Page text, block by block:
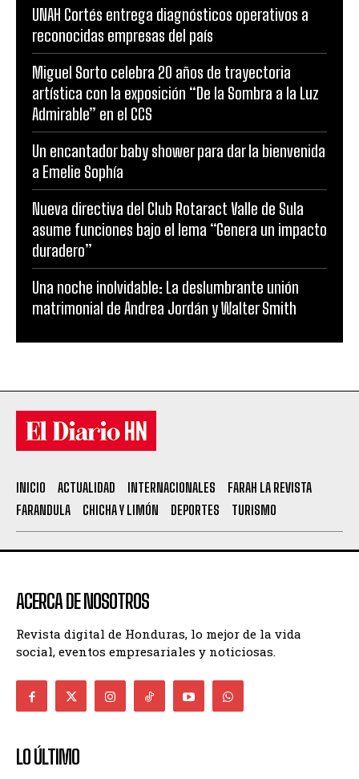
UNAH Cortés entrega diagnósticos operativos a
reconocidas empresas del país
Miguel Sorto celebra 20 años de trayectoria
artística con la exposición “De la Sombra a la Luz
Admirable” en el CCS
Un encantador baby shower para dar la bienvenida
a Emelie Sophía
Nueva directiva del Club Rotaract Valle de Sula
asume funciones bajo el lema “Genera un impacto
duradero”
Una noche inolvidable: La deslumbrante unión
matrimonial de Andrea Jordán y Walter Smith
INICIO ACTUALIDAD INTERNACIONALES
FARAH LA REVISTA
FARANDULA
CHICHA Y LIMÓN DEPORTES TURISMO
ACERCA DE NOSOTROS
Revista digital de Honduras, lo mejor de la vida
social, eventos empresariales y noticiosas.
LO ÚLTIMO